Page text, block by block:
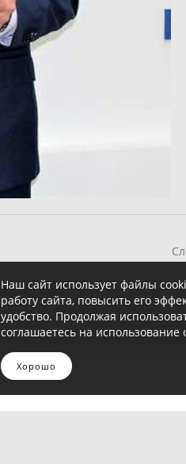
Наш сайт использует файлы
работу сайта, повысить его
удобство. Продолжая
соглашаетесь на использование
Хорошо